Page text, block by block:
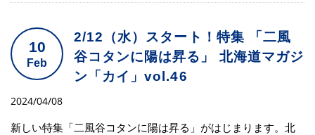
10
Feb
2/12（水）スタート！特集 「二風
谷コタンに陽は昇る」 北海道マガジ
ン「カイ」vol.46
2024/04/08
新しい特集「二風谷コタンに陽は昇る」がはじまります。北